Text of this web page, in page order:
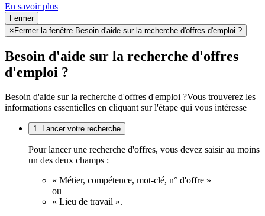
En savoir plus
Fermer
×Fermer la fenêtre Besoin d'aide sur la recherche d'offres d'emploi ?
Besoin d'aide sur la recherche d'offres
d'emploi ?
Besoin d'aide sur la recherche d'offres d'emploi ?Vous trouverez les
informations essentielles en cliquant sur l'étape qui vous intéresse
1. Lancer votre recherche
Pour lancer une recherche d'offres, vous devez saisir au moins
un des deux champs :
« Métier, compétence, mot-clé, n° d'offre »
ou
« Lieu de travail ».